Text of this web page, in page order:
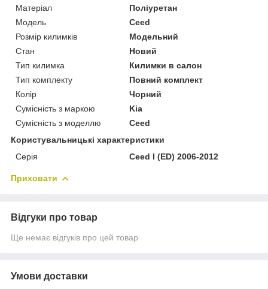
Матеріал
Поліуретан
Модель
Ceed
Розмір килимків
Модельний
Стан
Новий
Тип килимка
Килимки в салон
Тип комплекту
Повний комплект
Колір
Чорний
Сумісність з маркою
Kia
Сумісність з моделлю
Ceed
Користувальницькі характеристики
Серія
Ceed I (ED) 2006-2012
Приховати
Відгуки про товар
Ще немає відгуків про цей товар
Умови доставки